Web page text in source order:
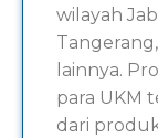
wilayah
lainnya.
para UKM
dari